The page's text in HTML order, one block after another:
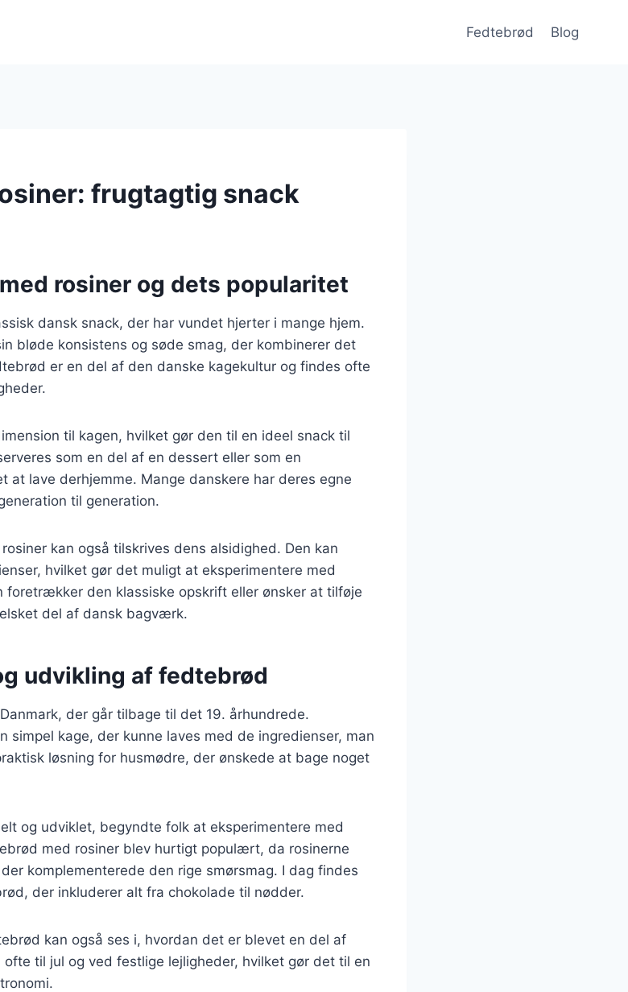
Fedtebrød Blog
frugtagtig snack
rosiner og dets popularitet
dansk snack, der har vundet hjerter i mange hjem.
bløde konsistens og søde smag, der kombinerer det
er en del af den danske kagekultur og findes ofte
til kagen, hvilket gør den til en ideel snack til
som en del af en dessert eller som en
at lave derhjemme. Mange danskere har deres egne
til generation.
kan også tilskrives dens alsidighed. Den kan
hvilket gør det muligt at eksperimentere med
foretrækker den klassiske opskrift eller ønsker at tilføje
del af dansk bagværk.
udvikling af fedtebrød
der går tilbage til det 19. århundrede.
simpel kage, der kunne laves med de ingredienser, man
løsning for husmødre, der ønskede at bage noget
og udviklet, begyndte folk at eksperimentere med
med rosiner blev hurtigt populært, da rosinerne
komplementerede den rige smørsmag. I dag findes
der inkluderer alt fra chokolade til nødder.
kan også ses i, hvordan det er blevet en del af
til jul og ved festlige lejligheder, hvilket gør det til en